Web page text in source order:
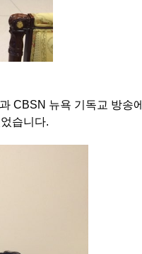
CBSN 뉴욕 기독교 방송에
습니다.